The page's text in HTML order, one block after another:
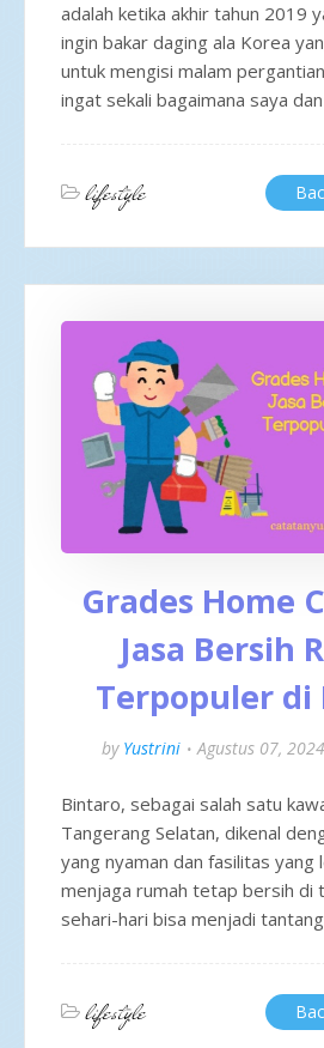
adalah ketika akhir tahun 2019
ingin bakar daging ala Korea
untuk mengisi malam
ingat sekali bagaimana saya
lifestyle
Grades Home
Jasa Bersih
Terpopuler di
by Yustrini Agustus 07, 2024
Bintaro, sebagai salah satu
Tangerang Selatan, dikenal
yang nyaman dan fasilitas yang
menjaga rumah tetap bersih di
sehari-hari bisa menjadi
lifestyle